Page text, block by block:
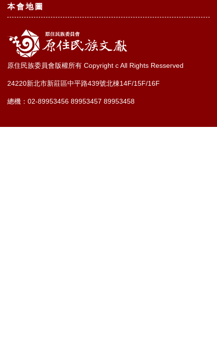
本會地圖
原住民族委員會版權所有 Copyright c All Rights Resserved
24220新北市新莊區中平路439號北棟14F/15F/16F
總機：02-89953456 89953457 89953458